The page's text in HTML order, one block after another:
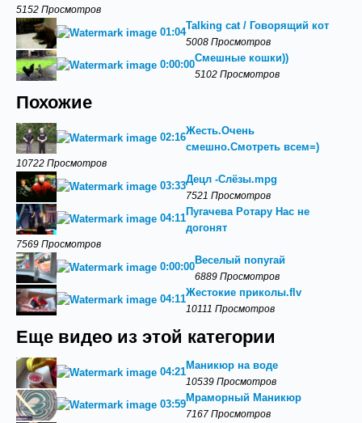
5152 Просмотров
01:04
Talking cat / Говорящий кот
5008 Просмотров
0:00:00
Смешные кошки))
5102 Просмотров
Похожие
02:16
Жесть.Очень
смешно.Смотреть всем=)
10722 Просмотров
03:33
Децл -Слёзы.mpg
7521 Просмотров
04:11
Пугачева Ротару Нас не
догонят
7569 Просмотров
0:00:00
Веселый попугай
6889 Просмотров
04:11
Жестокие приколы.flv
10111 Просмотров
Еще видео из этой категории
04:21
Маникюр на воде
10539 Просмотров
03:59
Мраморный Маникюр
7167 Просмотров